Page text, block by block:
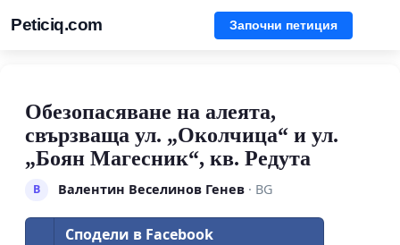
Peticiq.com Започни петиция
Обезопасяване на алеята,
свързваща ул. „Околчица“ и ул.
„Боян Магесник“, кв. Редута
В Валентин Веселинов Генев· BG
Сподели в Facebook